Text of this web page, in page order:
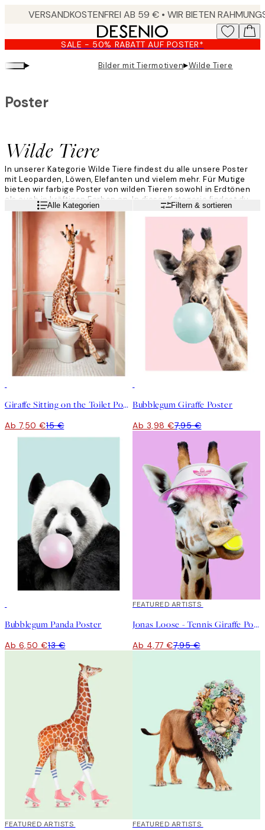
content.
SALE - 50% RABATT AUF POSTER*
▸ Bilder mit Tiermotiven▸Wilde Tiere
Wilde Tiere
Poster
In unserer Kategorie Wilde Tiere findest du alle unsere Poster
mit Leoparden, Löwen, Elefanten und vielem mehr. Für Mutige
bieten wir farbige Poster von wilden Tieren sowohl in Erdtönen
als auch in kräftigen Farben an. In dieser Kategorie findest du
gleichermaßen Schwarz-Weiß-Fotografien sowie
Porträtaufnahmen des Königs des Dschungels.
WeiterlesenAlle Kategorien Filtern & sortieren
Giraffe Sitting on the Toilet Poster
Ab 7,50 €15 €
Bubblegum Giraffe Poster
Ab 3,98 €7,95 €
Bubblegum Panda Poster
Ab 6,50 €13 €
40%*
FEATURED ARTISTS
Jonas Loose - Tennis Giraffe Poster
Ab 4,77 €7,95 €
40%*
FEATURED ARTISTS 40%*
FEATURED ARTISTS